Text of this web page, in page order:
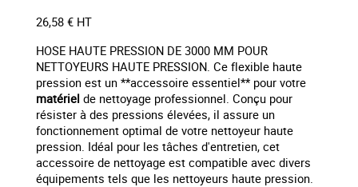
26,58 € HT
HOSE HAUTE PRESSION DE 3000 MM POUR
NETTOYEURS HAUTE PRESSION. Ce flexible haute
pression est un **accessoire essentiel** pour votre
matériel de nettoyage professionnel. Conçu pour
résister à des pressions élevées, il assure un
fonctionnement optimal de votre nettoyeur haute
pression. Idéal pour les tâches d'entretien, cet
accessoire de nettoyage est compatible avec divers
équipements tels que les nettoyeurs haute pression.